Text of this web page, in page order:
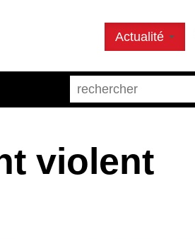
Actualité
violent